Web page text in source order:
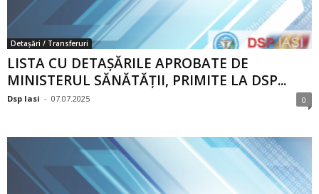
Detașări / Transferuri
LISTA CU DETAȘĂRILE APROBATE DE
MINISTERUL SĂNĂTĂȚII, PRIMITE LA DSP...
Dsp Iasi - 07.07.2025 0